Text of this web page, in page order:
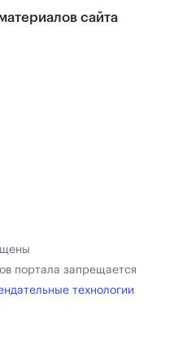
сайта
портала запрещается
технологии